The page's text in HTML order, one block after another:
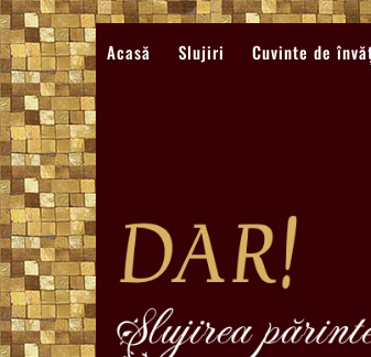
Sari
la
conținut
Acasă Slujiri Cuvinte de